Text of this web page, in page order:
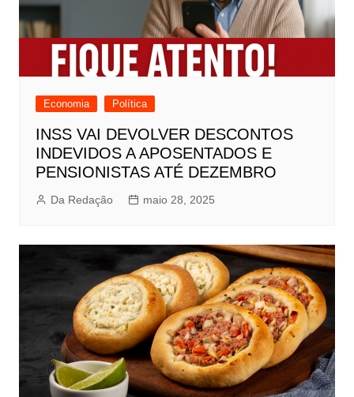
Economia Política
INSS VAI DEVOLVER DESCONTOS
INDEVIDOS A APOSENTADOS E
PENSIONISTAS ATÉ DEZEMBRO
Da Redação maio 28, 2025